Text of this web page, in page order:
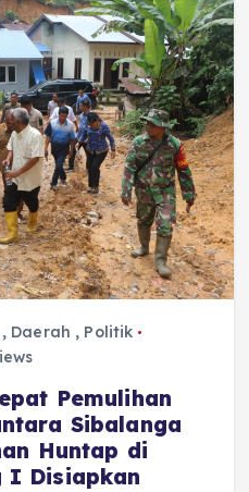
, Daerah , Politik
Pemulihan
Sibalanga
Huntap di
I Disiapkan